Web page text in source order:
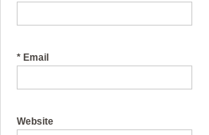
* Email
Website